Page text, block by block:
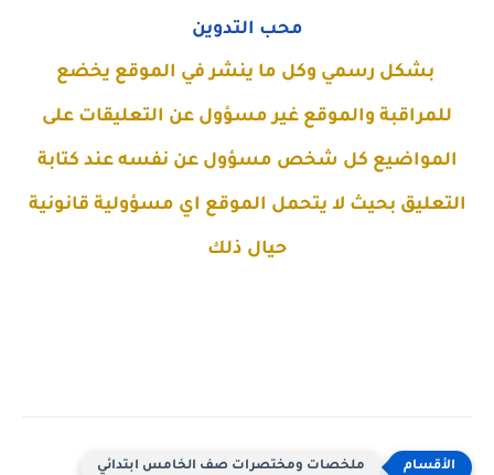
محب التدوين
بشكل رسمي وكل ما ينشر في الموقع يخضع
للمراقبة والموقع غير مسؤول عن التعليقات على
المواضيع كل شخص مسؤول عن نفسه عند كتابة
التعليق بحيث لا يتحمل الموقع اي مسؤولية قانونية
حيال ذلك
ملخصات ومختصرات صف الخامس ابتدائي